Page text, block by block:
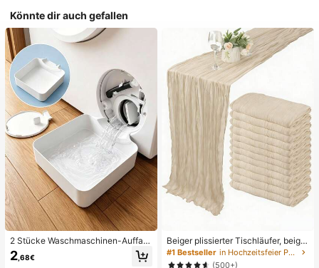
Könnte dir auch gefallen
2 Stücke Waschmaschinen-Auffan
gwanne Tropfschale, wasserdichte
Bodenschutzmatte für Waschraum,
2 ,68€
Beiger plissierter Tischläufer, beige
Tischdecke, Geburtstagsfeier-Zub
ehör, Geburtstagsdekoration, hellbr
#1 Bestseller
in Hochzeitsfeier Party-Tischdecke
(500+)